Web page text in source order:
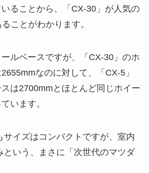
ることから、「CX-30」が人気の
ことがわかります。
ルベースですが、「CX-30」のホ
なのに対して、「CX-5」
は2700mmとほとんど同じホイー
います。
サイズはコンパクトですが、室内
という、まさに「次世代のマツダ